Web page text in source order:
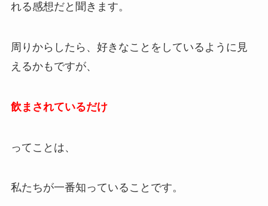
れる感想だと聞きます。
周りからしたら、好きなことをしているように見
えるかもですが、
飲まされているだけ
ってことは、
私たちが一番知っていることです。